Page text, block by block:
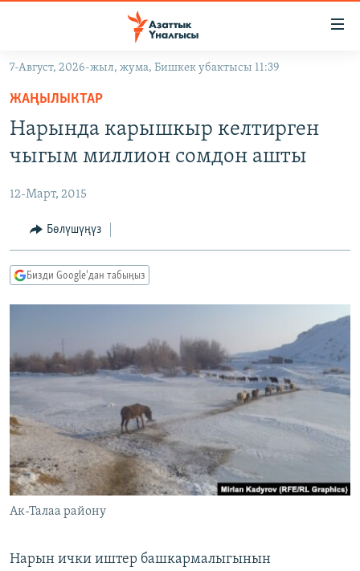
Навигацияга
өтүңүз
Издөөгө
салыңызКЫРГЫЗСТАН
ЭКОНОМИКА
МАДАНИЯТ
ДҮЙНӨ
БОРБОР АЗИЯ
АТАЙЫН ИЛИКТӨӨ
ТВ ПРОГРАММАЛАР
ЭКСПЕРТТЕР ТАЛДАЙТ
ЭЖЕ-СИҢДИЛЕР
ЫҢГАЙСЫЗ СУРООЛОР
ӨЗГӨЧӨ ПИКИР
ОНЛАЙН ШЕРИНЕ
ЭЕ/АРнун бардык сайттары
7-Август, 2026-жыл, жума, Бишкек убактысы 11:39
ЖАҢЫЛЫКТАР
Нарында карышкыр келтирген
чыгым миллион сомдон ашты
12-Март, 2015
Бөлүшүңүз
Бизди Google'дан табыңыз
Ак-Талаа району
Нарын ички иштер башкармалыгынын